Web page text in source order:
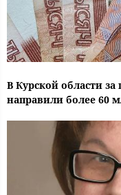
В Курской области
направили более 60